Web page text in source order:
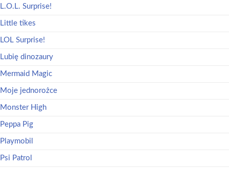
L.O.L. Surprise!
Little tikes
LOL Surprise!
Lubię dinozaury
Mermaid Magic
Moje jednorożce
Monster High
Peppa Pig
Playmobil
Psi Patrol